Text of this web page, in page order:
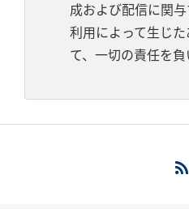
成および配信に関
利用によって生じ
て、一切の責任を負